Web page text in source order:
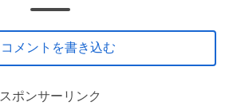
コメントを書き込む
スポンサーリンク